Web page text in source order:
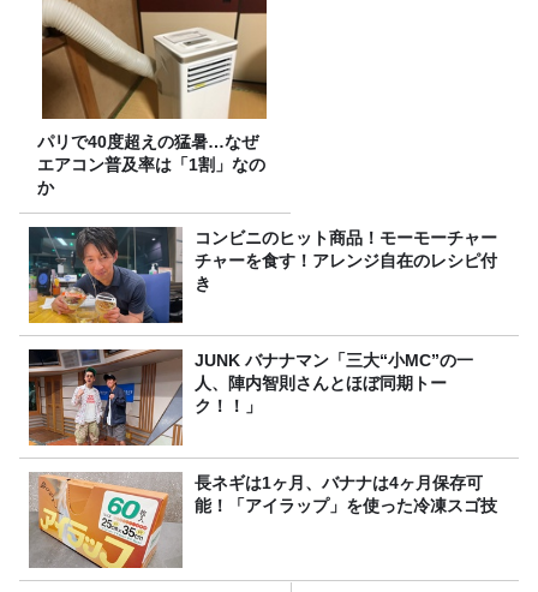
パリで40度超えの猛暑…なぜ
エアコン普及率は「1割」なの
か
コンビニのヒット商品！モーモーチャー
チャーを食す！アレンジ自在のレシピ付
き
JUNK バナナマン「三大“小MC”の一
人、陣内智則さんとほぼ同期トー
ク！！」
長ネギは1ヶ月、バナナは4ヶ月保存可
能！「アイラップ」を使った冷凍スゴ技